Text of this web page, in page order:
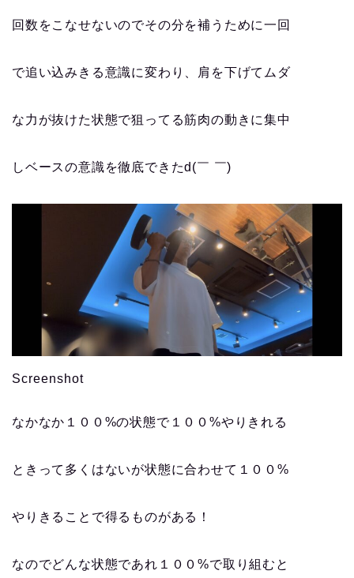
回数をこなせないのでその分を補うために一回
で追い込みきる意識に変わり、肩を下げてムダ
な力が抜けた状態で狙ってる筋肉の動きに集中
しベースの意識を徹底できたd(￣ ￣)
Screenshot
なかなか１００%の状態で１００%やりきれる
ときって多くはないが状態に合わせて１００%
やりきることで得るものがある！
なのでどんな状態であれ１００%で取り組むと